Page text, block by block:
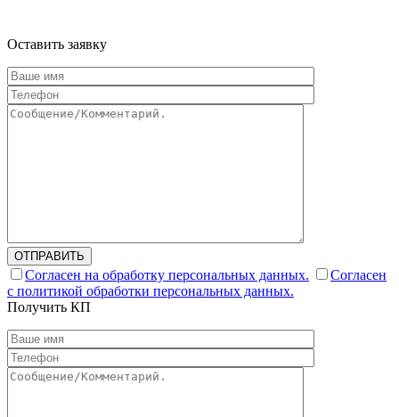
Оставить заявку
ОТПРАВИТЬ
Согласен на обработку персональных данных.
Согласен
с политикой обработки персональных данных.
Получить КП